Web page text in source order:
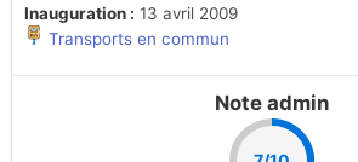
Inauguration : 13 avril 2009
Transports en commun
Note admin